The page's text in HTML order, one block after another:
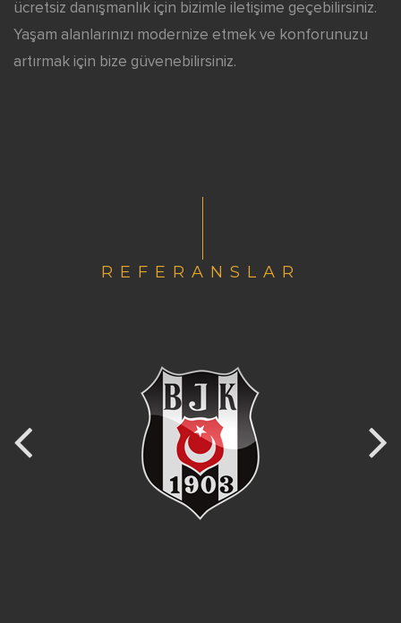
ücretsiz danışmanlık için bizimle iletişime geçebilirsiniz.
Yaşam alanlarınızı modernize etmek ve konforunuzu
artırmak için bize güvenebilirsiniz.
REFERANSLAR